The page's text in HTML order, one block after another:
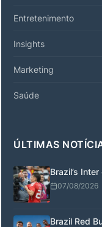
Entretenimento
Insights
Marketing
Saúde
ÚLTIMAS
Brazil’s
07/08/2026
Brazil Red